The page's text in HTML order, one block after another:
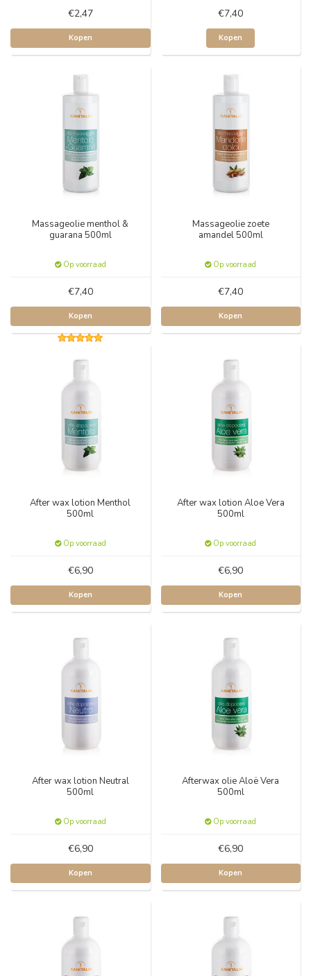
€2,47
Kopen
€7,40
Kopen
Massageolie menthol &
guarana 500ml
Op voorraad
€7,40
Kopen
Massageolie zoete
amandel 500ml
Op voorraad
€7,40
Kopen
After wax lotion Menthol
500ml
Op voorraad
€6,90
Kopen
After wax lotion Aloe Vera
500ml
Op voorraad
€6,90
Kopen
After wax lotion Neutral
500ml
Op voorraad
€6,90
Kopen
Afterwax olie Aloë Vera
500ml
Op voorraad
€6,90
Kopen